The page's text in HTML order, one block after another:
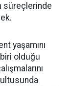
süreçlerinde
yaşamını
olduğu